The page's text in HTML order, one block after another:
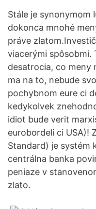
Stále je synonymom
dokonca mnohé
práve
viacerými spôsobmi.
desatrocia, co meny
ma na to, nebude
pochybnom eure ci
kedykolvek
idiot bude verit
eurobordeli ci USA)!
Standard) je systém
centrálna banka
peniaze v
zlato.